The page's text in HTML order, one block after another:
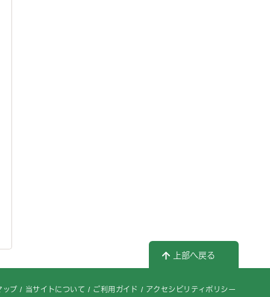
上部へ戻る
ップ 当サイトについて ご利用ガイド アクセシビリティポリシー